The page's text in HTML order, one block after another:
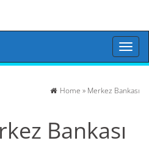
Toggle
Home » Merkez Bankası
Bankası